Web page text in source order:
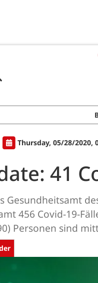
Thursday, 05/28/2020,
41
Gesundheitsamt
456 Covid-19-
Personen sind